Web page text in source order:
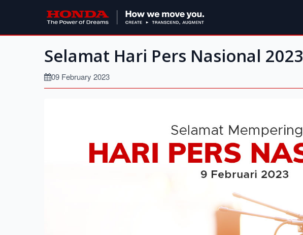
Selamat Hari Pers Nasional 2023
09 February 2023